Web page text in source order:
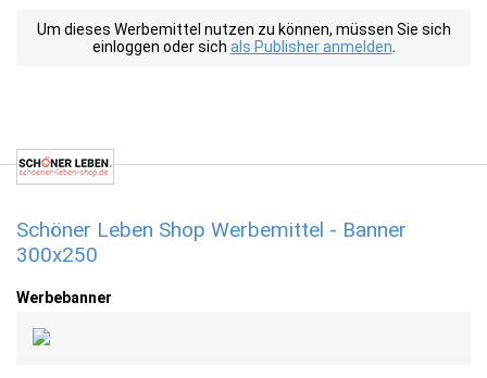
Um dieses Werbemittel nutzen zu können, müssen Sie sich
einloggen oder sich als Publisher anmelden
Schöner Leben Shop Werbemittel - Banner
300x250
Werbebanner